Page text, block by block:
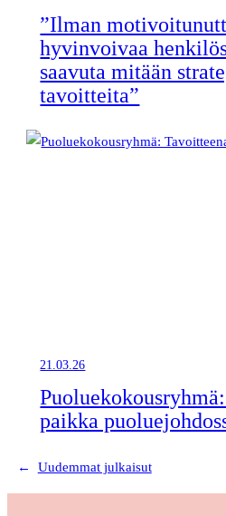
”Ilman
hyvinvoivaa
saavuta mitään
tavoitteita”
21.03.26
paikka
← Uudemmat julkaisut